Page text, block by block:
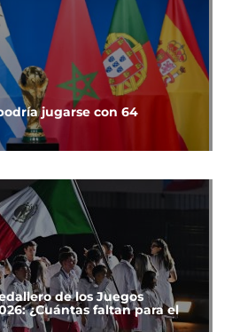
jugarse con 64
de los Juegos
¿Cuántas faltan para el